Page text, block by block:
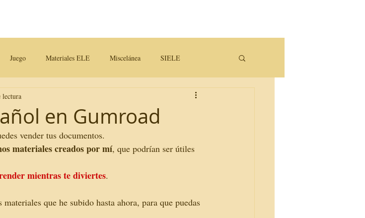
Juego Materiales ELE Miscelánea SIELE
en Gumroad
lectura
vender tus documentos.
materiales creados por mí, que podrían ser útiles
mientras te diviertes.
que he subido hasta ahora, para que puedas